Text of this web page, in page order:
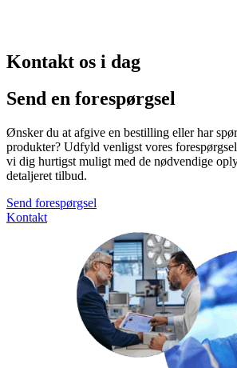
Kontakt os i dag
Send en forespørgsel
Ønsker du at afgive en bestilling eller har
produkter? Udfyld venligst vores
vi dig hurtigst muligt med de nødvendige
detaljeret tilbud.
Send forespørgsel
Kontakt